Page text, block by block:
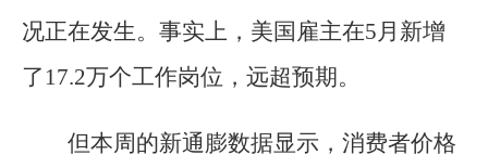
况正在发生。事实上，美国雇主在5月新增
了17.2万个工作岗位，远超预期。
但本周的新通膨数据显示，消费者价格